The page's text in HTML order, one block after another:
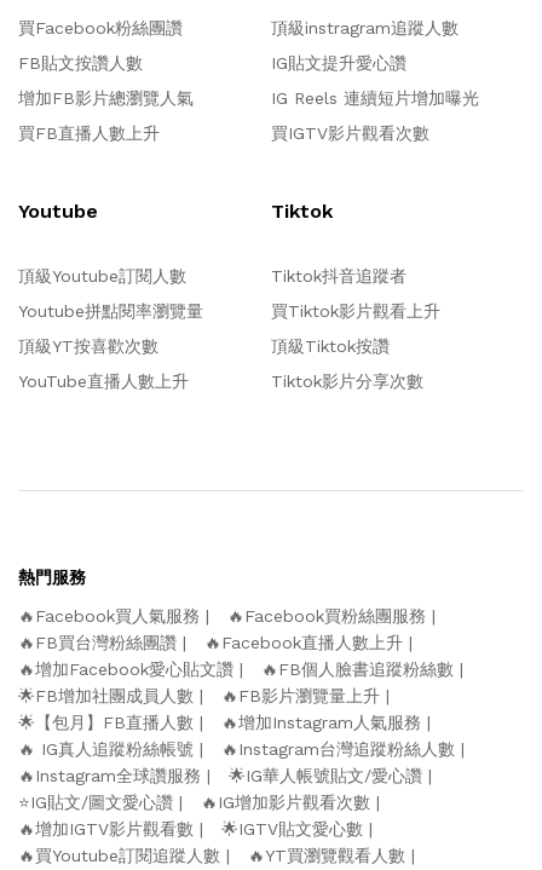
買Facebook粉絲團讚
FB貼文按讚人數
增加FB影片總瀏覽人氣
買FB直播人數上升
頂級instragram追蹤人數
IG貼文提升愛心讚
IG Reels 連續短片增加曝光
買IGTV影片觀看次數
Youtube
頂級Youtube訂閱人數
Youtube拼點閱率瀏覽量
頂級YT按喜歡次數
YouTube直播人數上升
Tiktok
Tiktok抖音追蹤者
買Tiktok影片觀看上升
頂級Tiktok按讚
Tiktok影片分享次數
熱門服務
🔥Facebook買人氣服務
🔥Facebook買粉絲團服務
🔥FB買台灣粉絲團讚
🔥Facebook直播人數上升
🔥增加Facebook愛心貼文讚
🔥FB個人臉書追蹤粉絲數
🌟FB增加社團成員人數
🔥FB影片瀏覽量上升
🌟【包月】FB直播人數
🔥增加Instagram人氣服務
🔥 IG真人追蹤粉絲帳號
🔥Instagram台灣追蹤粉絲人數
🔥Instagram全球讚服務
🌟IG華人帳號貼文/愛心讚
⭐️IG貼文/圖文愛心讚
🔥IG增加影片觀看次數
🔥增加IGTV影片觀看數
🌟IGTV貼文愛心數
🔥買Youtube訂閱追蹤人數
🔥YT買瀏覽觀看人數